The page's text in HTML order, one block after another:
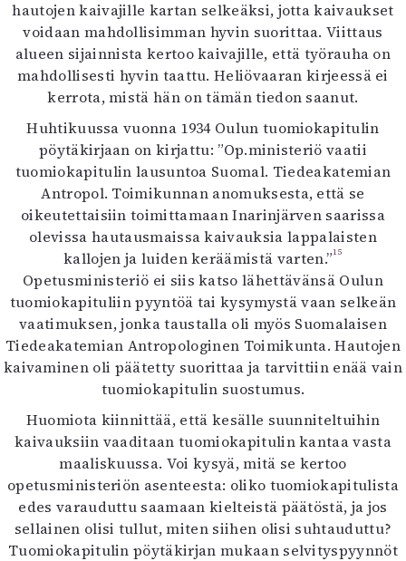
hautojen kaivajille kartan selkeäksi, jotta kaivaukset
voidaan mahdollisimman hyvin suorittaa. Viittaus
alueen sijainnista kertoo kaivajille, että työrauha on
mahdollisesti hyvin taattu. Heliövaaran kirjeessä ei
kerrota, mistä hän on tämän tiedon saanut.
Huhtikuussa vuonna 1934 Oulun tuomiokapitulin
pöytäkirjaan on kirjattu: ”Op.ministeriö vaatii
tuomiokapitulin lausuntoa Suomal. Tiedeakatemian
Antropol. Toimikunnan anomuksesta, että se
oikeutettaisiin toimittamaan Inarinjärven saarissa
olevissa hautausmaissa kaivauksia lappalaisten
kallojen ja luiden keräämistä varten.”15
Opetusministeriö ei siis katso lähettävänsä Oulun
tuomiokapituliin pyyntöä tai kysymystä vaan selkeän
vaatimuksen, jonka taustalla oli myös Suomalaisen
Tiedeakatemian Antropologinen Toimikunta. Hautojen
kaivaminen oli päätetty suorittaa ja tarvittiin enää vain
tuomiokapitulin suostumus.
Huomiota kiinnittää, että kesälle suunniteltuihin
kaivauksiin vaaditaan tuomiokapitulin kantaa vasta
maaliskuussa. Voi kysyä, mitä se kertoo
opetusministeriön asenteesta: oliko tuomiokapitulista
edes varauduttu saamaan kielteistä päätöstä, ja jos
sellainen olisi tullut, miten siihen olisi suhtauduttu?
Tuomiokapitulin pöytäkirjan mukaan selvityspyynnöt